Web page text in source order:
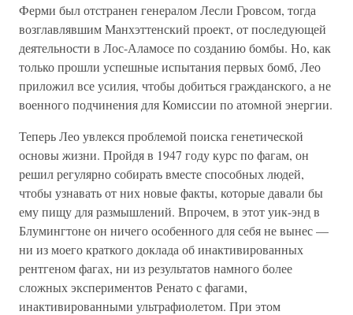
Ферми был отстранен генералом Лесли Гровсом, тогда
возглавлявшим Манхэттенский проект, от последующей
деятельности в Лос-Аламосе по созданию бомбы. Но, как
только прошли успешные испытания первых бомб, Лео
приложил все усилия, чтобы добиться гражданского, а не
военного подчинения для Комиссии по атомной энергии.
Теперь Лео увлекся проблемой поиска генетической
основы жизни. Пройдя в 1947 году курс по фагам, он
решил регулярно собирать вместе способных людей,
чтобы узнавать от них новые факты, которые давали бы
ему пищу для размышлений. Впрочем, в этот уик-энд в
Блумингтоне он ничего особенного для себя не вынес —
ни из моего краткого доклада об инактивированных
рентгеном фагах, ни из результатов намного более
сложных экспериментов Ренато с фагами,
инактивированными ультрафиолетом. При этом